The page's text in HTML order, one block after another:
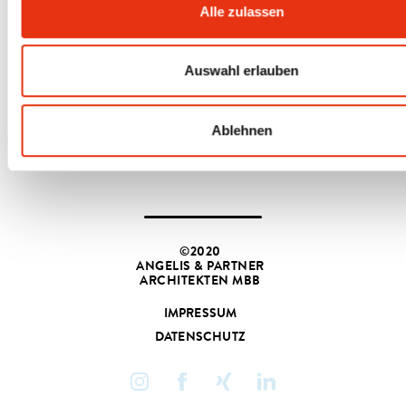
Alle zulassen
Auswahl erlauben
Ablehnen
< zurück zur Auswahl
©2020
ANGELIS & PARTNER
ARCHITEKTEN MBB
IMPRESSUM
DATENSCHUTZ